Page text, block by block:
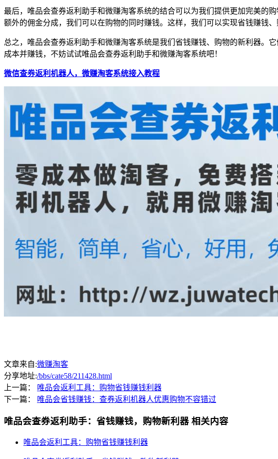
最后，唯品会查券返利助手和微赚淘客系统的结合可以为我们提供更加完美的
额外的佣金分成，我们可以在购物的同时赚钱。这样，我们可以实现省钱赚钱、
总之，唯品会查券返利助手和微赚淘客系统是我们省钱赚钱、购物的新利器。
成本并赚钱，不妨试试唯品会查券返利助手和微赚淘客系统吧！
微信查券返利机器人，微赚淘客系统接入教程
文章来自:微赚淘客
分享地址:/bbs/cate58/211428.html
上一篇：
唯品会返利工具：购物省钱赚钱利器
下一篇：
唯品会省钱赚钱：查券返利机器人优惠购物不容错过
唯品会查券返利助手：省钱赚钱，购物新利器 相关内容
唯品会返利工具：购物省钱赚钱利器